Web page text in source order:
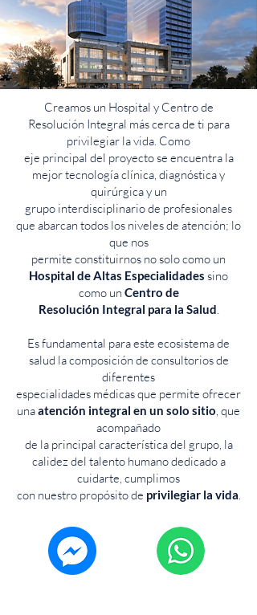
Creamos un Hospital y Centro de
Resolución Integral más cerca de ti para
privilegiar la vida. Como
eje principal del proyecto se encuentra la
mejor tecnología clínica, diagnóstica y
quirúrgica y un
grupo interdisciplinario de profesionales
que abarcan todos los niveles de atención; lo
que nos
permite constituirnos no solo como un
Hospital de Altas Especialidades sino
como un Centro de
Resolución Integral para la Salud.
Es fundamental para este ecosistema de
salud la composición de consultorios de
diferentes
especialidades médicas que permite ofrecer
unaatención integral en un solo sitio, que
acompañado
de la principal característica del grupo, la
calidez del talento humano dedicado a
cuidarte, cumplimos
con nuestro propósito de privilegiar la vida.